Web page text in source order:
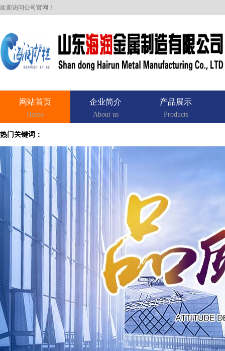
欢迎访问公司官网！
网站首页
Home
企业简介
About us
产品展示
Products
热门关键词：